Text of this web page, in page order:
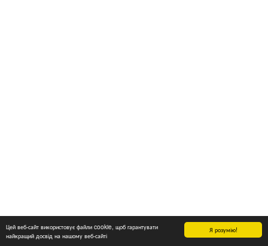
Я розумію!
Цей веб-сайт використовує файли cookie, щоб гарантувати
найкращий досвід на нашому веб-сайті